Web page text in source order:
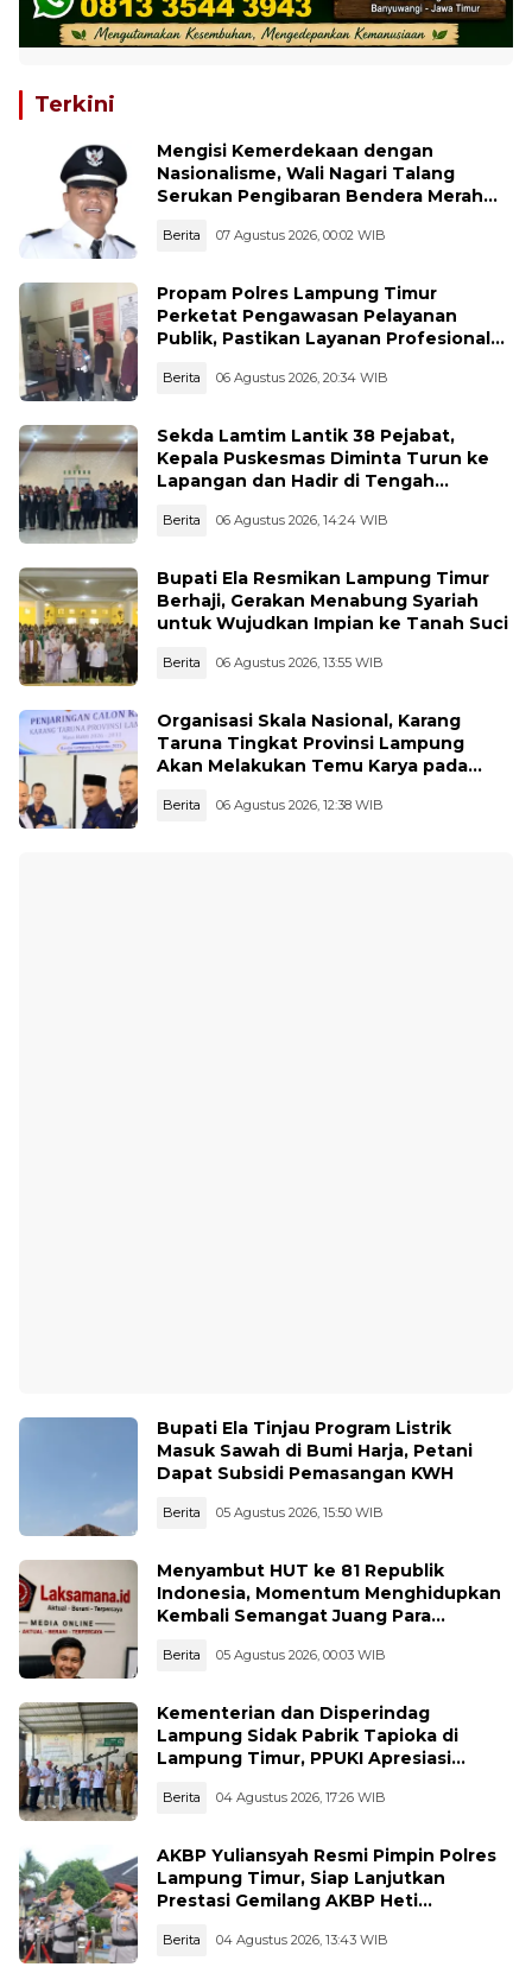
Terkini
Mengisi Kemerdekaan dengan
Nasionalisme, Wali Nagari Talang
Serukan Pengibaran Bendera Merah
Berita 07 Agustus 2026, 00:02 WIB
Propam Polres Lampung Timur
Perketat Pengawasan Pelayanan
Publik, Pastikan Layanan Profesional
Berita 06 Agustus 2026, 20:34 WIB
Sekda Lamtim Lantik 38 Pejabat,
Kepala Puskesmas Diminta Turun ke
Lapangan dan Hadir di Tengah
Berita 06 Agustus 2026, 14:24 WIB
Bupati Ela Resmikan Lampung Timur
Berhaji, Gerakan Menabung Syariah
untuk Wujudkan Impian ke Tanah Suci
Berita 06 Agustus 2026, 13:55 WIB
Organisasi Skala Nasional, Karang
Taruna Tingkat Provinsi Lampung
Akan Melakukan Temu Karya pada
Berita 06 Agustus 2026, 12:38 WIB
Bupati Ela Tinjau Program Listrik
Masuk Sawah di Bumi Harja, Petani
Dapat Subsidi Pemasangan KWH
Berita 05 Agustus 2026, 15:50 WIB
Menyambut HUT ke 81 Republik
Indonesia, Momentum Menghidupkan
Kembali Semangat Juang Para
Berita 05 Agustus 2026, 00:03 WIB
Kementerian dan Disperindag
Lampung Sidak Pabrik Tapioka di
Lampung Timur, PPUKI Apresiasi
Berita 04 Agustus 2026, 17:26 WIB
AKBP Yuliansyah Resmi Pimpin Polres
Lampung Timur, Siap Lanjutkan
Prestasi Gemilang AKBP Heti
Berita 04 Agustus 2026, 13:43 WIB